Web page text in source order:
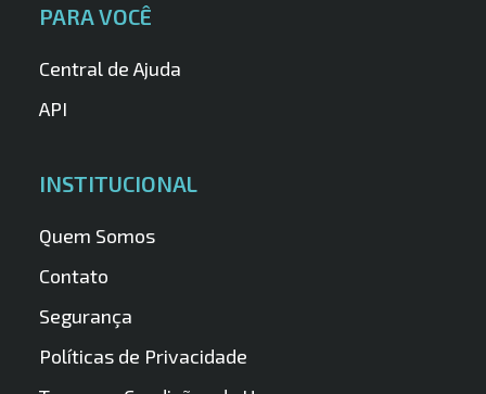
PARA VOCÊ
Central de Ajuda
API
INSTITUCIONAL
Quem Somos
Contato
Segurança
Políticas de Privacidade